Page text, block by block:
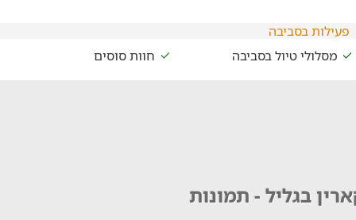
פעילות בסביבה
מסלולי טיול בסביבה
חוות סוסים
בגליל - תמונות